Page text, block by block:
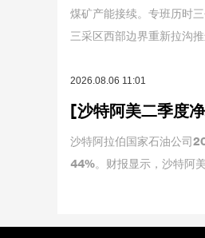
煤矿产能接续。专班历时
三采区西部边界重新拉沟
2026.08.06 11:01
[沙特阿美二季度
沙特阿拉伯国家石油公司
44%。财报显示，沙特阿